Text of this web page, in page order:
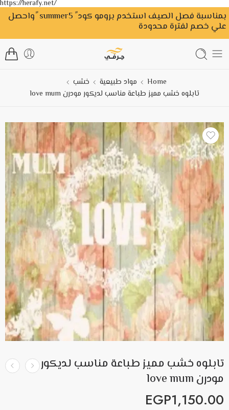
https://herafy.net/
بمناسبة فصل الصيف استخدم برومو كود ً summer5 ًواحصل
علي خصم لفترة محدودة
Home مواد طبيعية
خشب
تابلوه خشب مميز طباعة مناسب لديكور مودرن love mum
تابلوه خشب مميز طباعة مناسب لديكور
مودرن love mum
EGP1,150.00